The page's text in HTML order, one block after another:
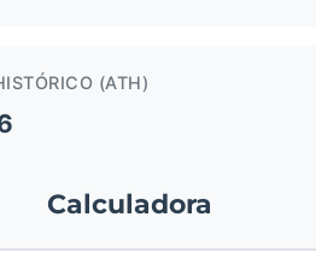
(ATH)
Calculadora